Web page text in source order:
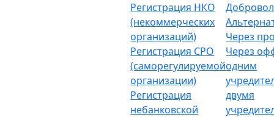
Регистрация НКО
(некоммерческих
организаций)
Регистрация СРО
(саморегулируемой
организации)
Регистрация
небанковской
Через
Через
одним
двумя